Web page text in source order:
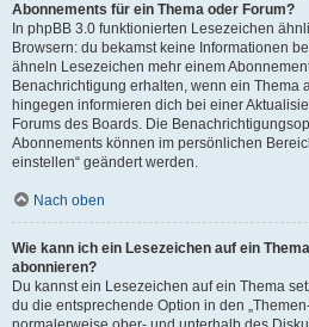
Abonnements für ein Thema oder Forum?
In phpBB 3.0 funktionierten Lesezeichen
Browsern: du bekamst keine Informationen
ähneln Lesezeichen mehr einem
Benachrichtigung erhalten, wenn ein Thema
hingegen informieren dich bei einer
Forums des Boards. Die
Abonnements können im persönlichen
einstellen“ geändert werden.
Nach oben
Wie kann ich ein Lesezeichen auf ein
abonnieren?
Du kannst ein Lesezeichen auf ein Thema
du die entsprechende Option in den